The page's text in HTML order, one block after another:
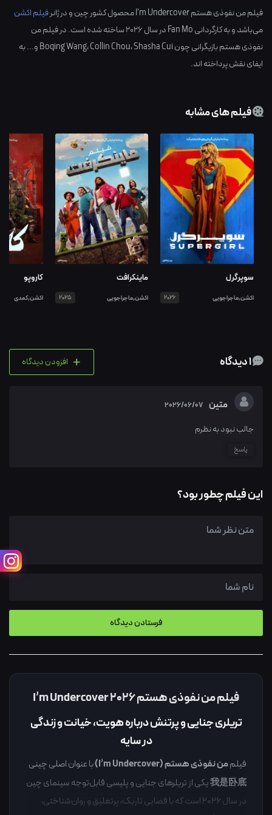
فیلم من نفوذی هستم I'm Undercover محصول کشور چینو در ژانرفیلم اکشن
می‌باشد و به کارگردانیFan Moدر سال2026ساخته شده است. در فیلم من
نفوذی هستم بازیگرانی چون
Boqing Wang،Collin Chou،Shasha Cui
و... به
ایفای نقش پرداخته اند.
فیلم های مشابه
سوپرگرل
اکشن,ماجراجویی 2026
ماینکرافت
اکشن,ماجراجویی 2025
کاروپو
اکشن,کمدی
+ افزودن دیدگاه
متین 2026/06/07
جالب نبود به نظرم
پاسخ
این فیلم چطور بود؟
فیلم من نفوذی هستم I’m Undercover ۲۰۲۶
تریلری جنایی و پرتنش درباره هویت، خیانت و زندگی
در سایه
فیلممن نفوذی هستم (I’m Undercover) با عنوان اصلی چینی
我是卧底یکی از تریلرهای جنایی و پلیسی قابل‌توجه سینمای چین
در سال ۲۰۲۶ است که با فضایی تاریک، پرتعلیق و روان‌شناختی،